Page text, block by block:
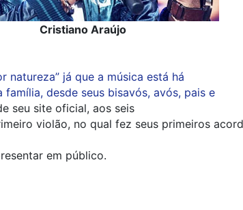
Cristiano Araújo
natureza” já que a música está há
família, desde seus bisavós, avós, pais e
seu site oficial, aos seis
violão, no qual fez seus primeiros
em público.